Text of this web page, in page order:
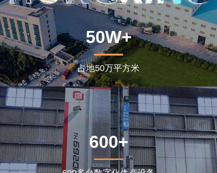
50W+
占地50万平方米
600+